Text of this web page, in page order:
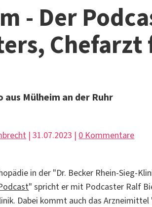
- Der
Mülheim an der Ruhr
| 31.07.2023 | 0 Kommentare
in der "Dr. Becker Rhein-Sieg-
" spricht er mit Podcaster Ralf
Dabei kommt auch das